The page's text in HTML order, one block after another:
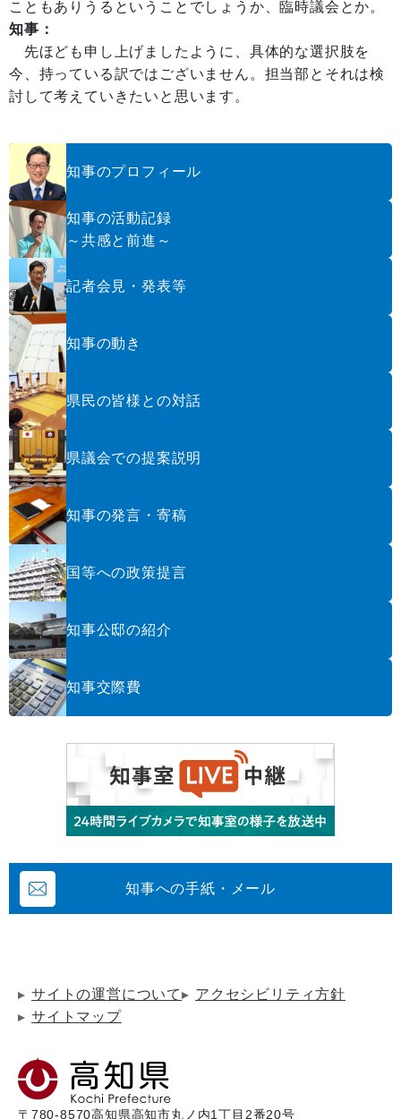
こともありうるということでしょうか、臨時議会とか。
知事：
先ほども申し上げましたように、具体的な選択肢を
今、持っている訳ではございません。担当部とそれは検
討して考えていきたいと思います。
知事のプロフィール
知事の活動記録
～共感と前進～
記者会見・発表等
知事の動き
県民の皆様との対話
県議会での提案説明
知事の発言・寄稿
国等への政策提言
知事公邸の紹介
知事交際費
知事への手紙・メール
サイトの運営について
アクセシビリティ方針
サイトマップ
〒780-8570高知県高知市丸ノ内1丁目2番20号